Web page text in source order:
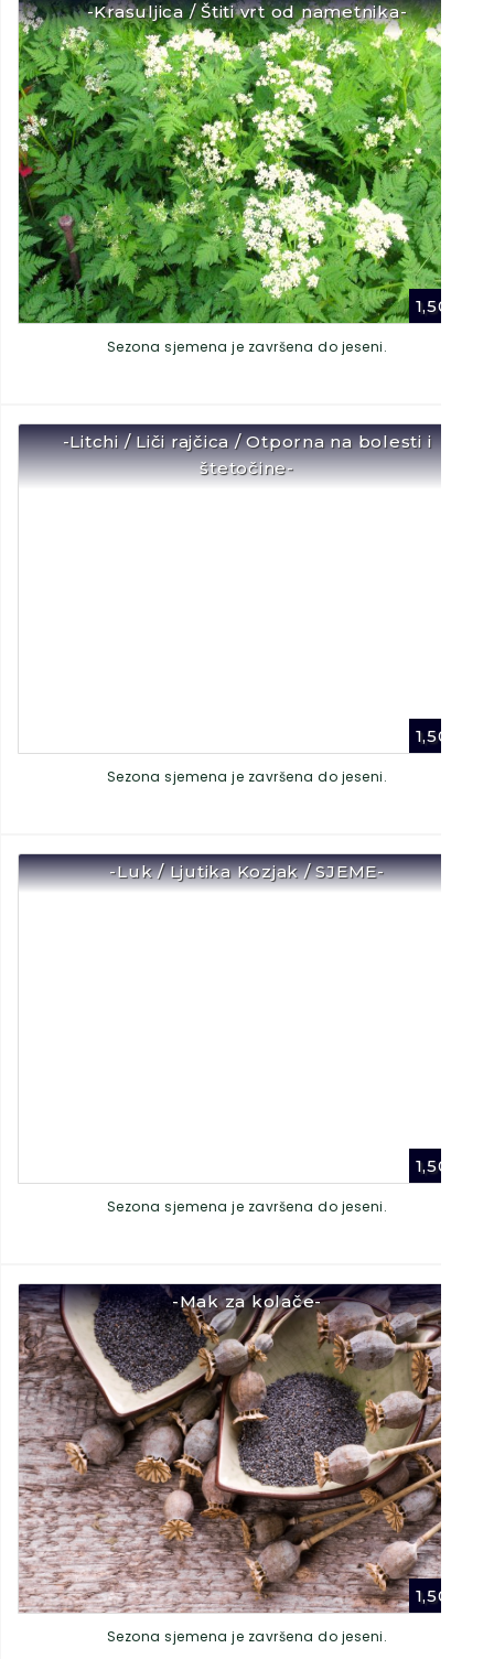
-Krasuljica / Štiti vrt od nametnika-
1,50
Sezona sjemena je završena do jeseni.
-Litchi / Liči rajčica / Otporna na bolesti i
štetočine-
1,50
Sezona sjemena je završena do jeseni.
-Luk / Ljutika Kozjak / SJEME-
1,50
Sezona sjemena je završena do jeseni.
-Mak za kolače-
1,50
Sezona sjemena je završena do jeseni.